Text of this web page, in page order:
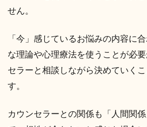
せん。
「今」感じているお悩みの内容に
な理論や心理療法を使うことが必
セラーと相談しながら決めていく
す。
カウンセラーとの関係も「人間関